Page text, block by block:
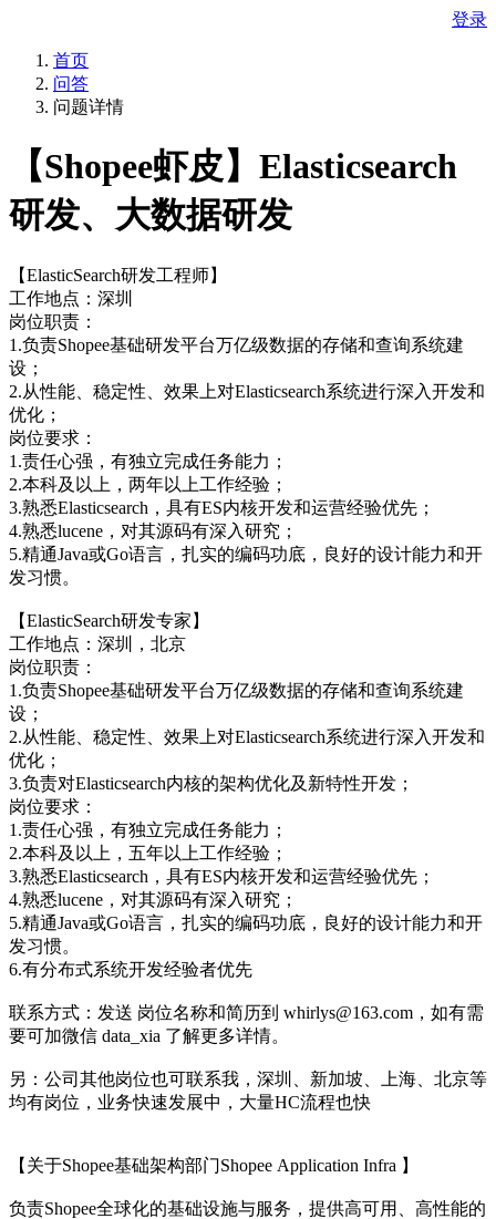
登录
首页
问答
问题详情
【Shopee虾皮】Elasticsearch
研发、大数据研发
【ElasticSearch研发工程师】
工作地点：深圳
岗位职责：
1.负责Shopee基础研发平台万亿级数据的存储和查询系统建
设；
2.从性能、稳定性、效果上对Elasticsearch系统进行深入开发和
优化；
岗位要求：
1.责任心强，有独立完成任务能力；
2.本科及以上，两年以上工作经验；
3.熟悉Elasticsearch，具有ES内核开发和运营经验优先；
4.熟悉lucene，对其源码有深入研究；
5.精通Java或Go语言，扎实的编码功底，良好的设计能力和开
发习惯。
【ElasticSearch研发专家】
工作地点：深圳，北京
岗位职责：
1.负责Shopee基础研发平台万亿级数据的存储和查询系统建
设；
2.从性能、稳定性、效果上对Elasticsearch系统进行深入开发和
优化；
3.负责对Elasticsearch内核的架构优化及新特性开发；
岗位要求：
1.责任心强，有独立完成任务能力；
2.本科及以上，五年以上工作经验；
3.熟悉Elasticsearch，具有ES内核开发和运营经验优先；
4.熟悉lucene，对其源码有深入研究；
5.精通Java或Go语言，扎实的编码功底，良好的设计能力和开
发习惯。
6.有分布式系统开发经验者优先
联系方式：发送 岗位名称和简历到 whirlys@163.com，如有需
要可加微信 data_xia 了解更多详情。
另：公司其他岗位也可联系我，深圳、新加坡、上海、北京等
均有岗位，业务快速发展中，大量HC流程也快
【关于Shopee基础架构部门Shopee Application Infra 】
负责Shopee全球化的基础设施与服务，提供高可用、高性能的